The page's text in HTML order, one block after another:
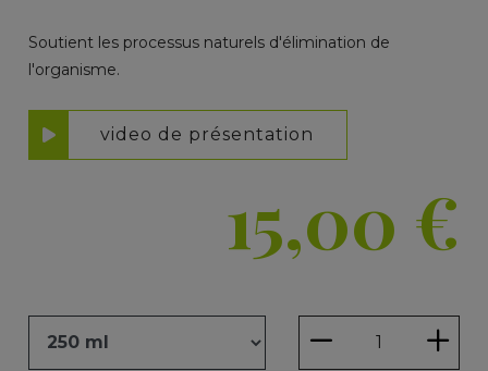
Soutient les processus naturels d'élimination de
l'organisme.
video de présentation
15,00 €